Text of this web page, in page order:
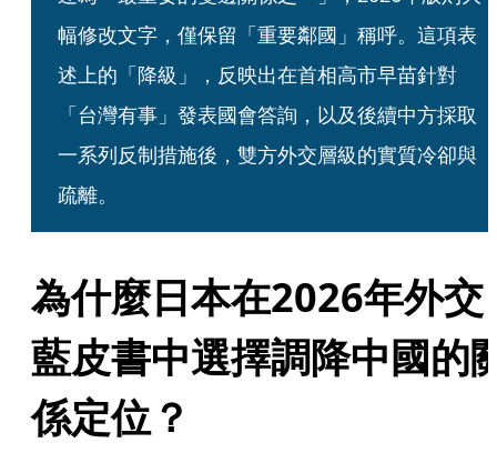
幅修改文字，僅保留「重要鄰國」稱呼。這項表
述上的「降級」，反映出在首相高市早苗針對
「台灣有事」發表國會答詢，以及後續中方採取
一系列反制措施後，雙方外交層級的實質冷卻與
疏離。
為什麼日本在2026年外交
藍皮書中選擇調降中國的
係定位？